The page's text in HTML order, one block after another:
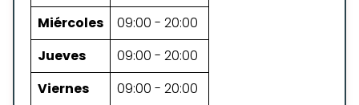
Miércoles
09:00 - 20:00
Jueves
09:00 - 20:00
Viernes
09:00 - 20:00